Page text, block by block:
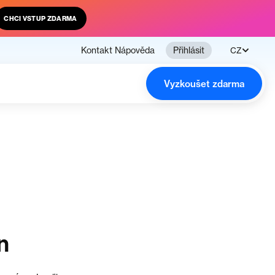
CHCI VSTUP ZDARMA
Kontakt Nápověda Přihlásit CZ
Vyzkoušet zdarma